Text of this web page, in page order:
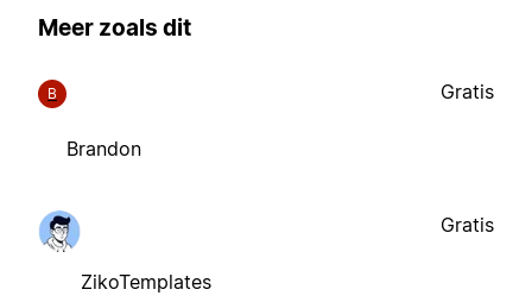
Meer zoals dit
B
Brandon
Gratis
ZikoTemplates
Gratis